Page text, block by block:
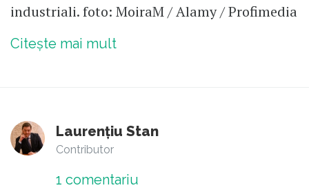
industriali. foto: MoiraM / Alamy / Profimedia
Citește mai mult
Laurențiu Stan
Contributor
1 comentariu